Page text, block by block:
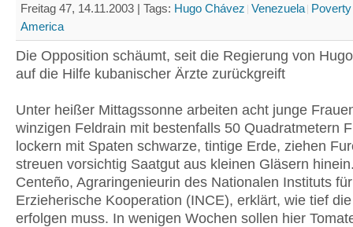
Freitag 47, 14.11.2003 | Tags: Hugo Chávez Venezuela Poverty
America
Die Opposition schäumt, seit die Regierung von
auf die Hilfe kubanischer Ärzte zurückgreift
Unter heißer Mittagssonne arbeiten acht junge
winzigen Feldrain mit bestenfalls 50 Quadratmetern
lockern mit Spaten schwarze, tintige Erde, ziehen
streuen vorsichtig Saatgut aus kleinen Gläsern
Centeño, Agraringenieurin des Nationalen Instituts für
Erzieherische Kooperation (INCE), erklärt, wie tief
erfolgen muss. In wenigen Wochen sollen hier